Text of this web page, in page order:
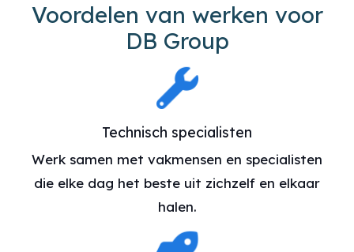
Voordelen van werken voor
DB Group
Technisch specialisten
Werk samen met vakmensen en specialisten
die elke dag het beste uit zichzelf en elkaar
halen.